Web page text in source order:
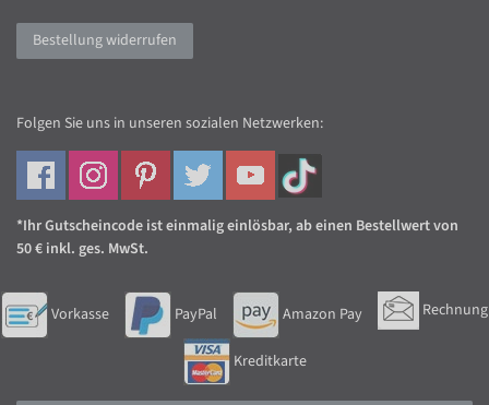
Bestellung widerrufen
Folgen Sie uns in unseren sozialen Netzwerken:
*Ihr Gutscheincode ist einmalig einlösbar, ab einen Bestellwert von
50 € inkl. ges. MwSt.
Vorkasse PayPal Amazon Pay Rechnung
Kreditkarte